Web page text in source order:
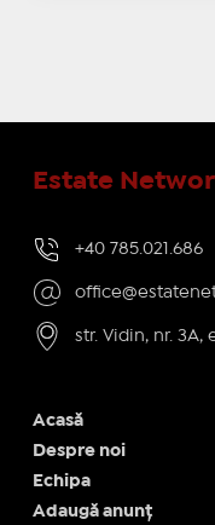
Estate
+40 785.021.686
str. Vidin, nr. 3A,
Acasă
Despre noi
Echipa
Adaugă anunț